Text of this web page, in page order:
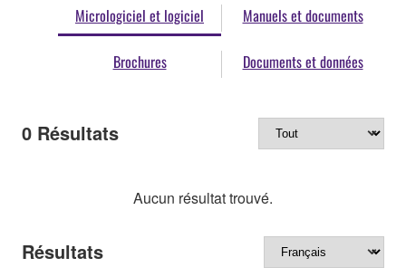
Micrologiciel et logiciel Manuels et documents
Brochures Documents et données
0 Résultats
Aucun résultat trouvé.
Résultats